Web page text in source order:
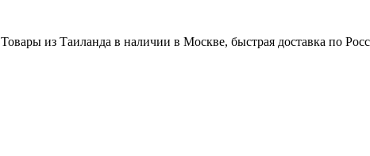
Товары из Таиланда в наличии в Москве, быстрая доставка по